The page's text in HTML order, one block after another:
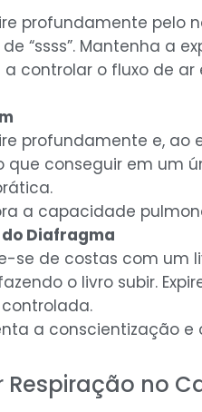
profundamente pelo
“ssss”. Mantenha a
a controlar o fluxo de
profundamente e, ao
que conseguir em um
a capacidade
Diafragma
se de costas com um
o livro subir.
a conscientização e
Respiração no